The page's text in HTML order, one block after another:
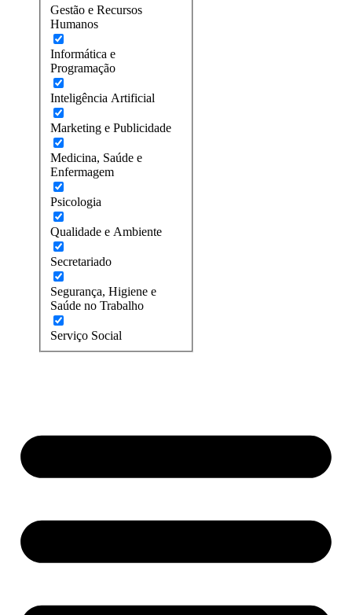
Gestão e Recursos
Humanos
Informática e
Programação
Inteligência Artificial
Marketing e Publicidade
Medicina, Saúde e
Enfermagem
Psicologia
Qualidade e Ambiente
Secretariado
Segurança, Higiene e
Saúde no Trabalho
Serviço Social